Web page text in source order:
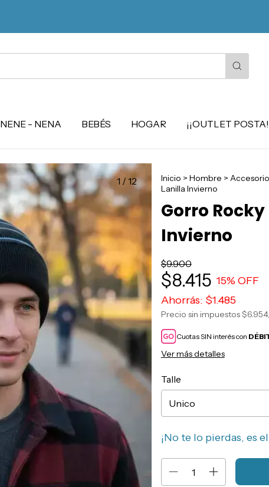
NENE - NENA BEBÉS HOGAR ¡¡OUTLET
1 / 12 Inicio > Hombre >
Lanilla Invierno
Gorro
Invierno
$9.900
$8.415 15% OFF
Ahorrás: $1.485
Precio sin impuestos
Cuotas SIN interés con
Ver más detalles
Talle
¡No te lo pierdas, es